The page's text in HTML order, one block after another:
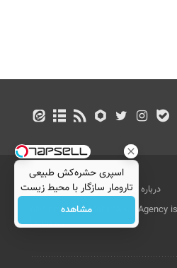
درباره ما تماس با ما
بازرگانی
All Content by Mehr News
License.
اسپری حشره‌کش طبیعی
تارومار سازگار با محیط زیست
و با محافظت طبیعی
مشاهده